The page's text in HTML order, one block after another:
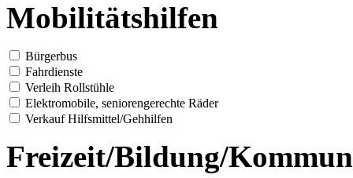
Mobilitätshilfen
Bürgerbus
Fahrdienste
Verleih Rollstühle
Elektromobile, seniorengerechte Räder
Verkauf Hilfsmittel/Gehhilfen
Freizeit/Bildung/